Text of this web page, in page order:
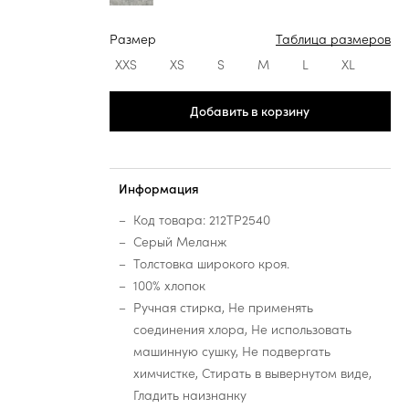
Размер
Таблица размеров
XXS
XS S M L XL
Добавить в корзину
Информация
Код товара: 212TP2540
Серый Меланж
Толстовка широкого кроя.
100% хлопок
Ручная стирка, Не применять
соединения хлора, Не использовать
машинную сушку, Не подвергать
химчистке, Стирать в вывернутом виде,
Гладить наизнанку